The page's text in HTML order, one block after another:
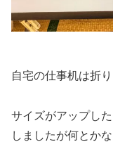
自宅の仕事机は折
サイズがアップし
しましたが何とかな